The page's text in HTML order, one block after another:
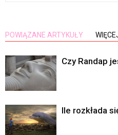
POWIĄZANE ARTYKUŁY
Czy Randap
Ile rozkłada